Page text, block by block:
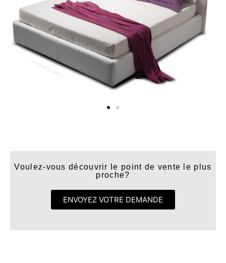
Voulez-vous découvrir le point de vente le plus
proche?
ENVOYEZ VOTRE DEMANDE